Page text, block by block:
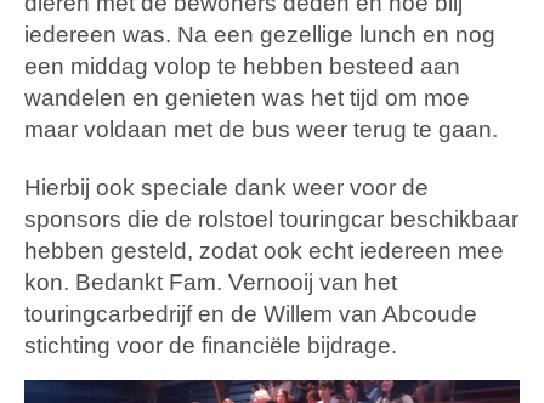
iedereen was. Na een gezellige lunch en nog
een middag volop te hebben besteed aan
wandelen en genieten was het tijd om moe
maar voldaan met de bus weer terug te gaan.
Hierbij ook speciale dank weer voor de
sponsors die de rolstoel touringcar beschikbaar
hebben gesteld, zodat ook echt iedereen mee
kon. Bedankt Fam. Vernooij van het
touringcarbedrijf en de Willem van Abcoude
stichting voor de financiële bijdrage.